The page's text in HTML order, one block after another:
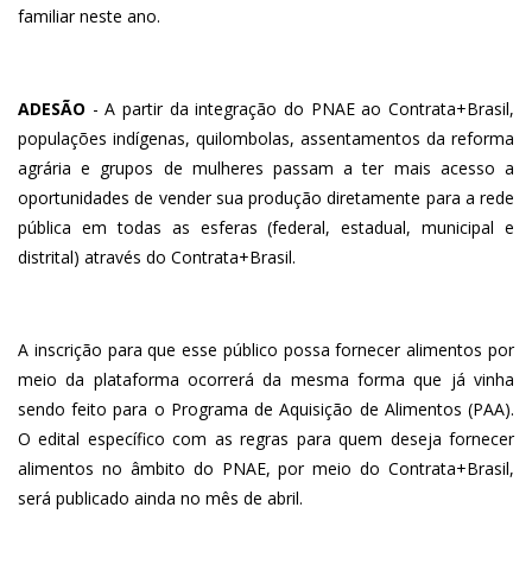
familiar neste ano.
ADESÃO - A partir da integração do PNAE ao Contrata+Brasil,
populações indígenas, quilombolas, assentamentos da reforma
agrária e grupos de mulheres passam a ter mais acesso a
oportunidades de vender sua produção diretamente para a rede
pública em todas as esferas (federal, estadual, municipal e
distrital) através do Contrata+Brasil.
A inscrição para que esse público possa fornecer alimentos por
meio da plataforma ocorrerá da mesma forma que já vinha
sendo feito para o Programa de Aquisição de Alimentos (PAA).
O edital específico com as regras para quem deseja fornecer
alimentos no âmbito do PNAE, por meio do Contrata+Brasil,
será publicado ainda no mês de abril.